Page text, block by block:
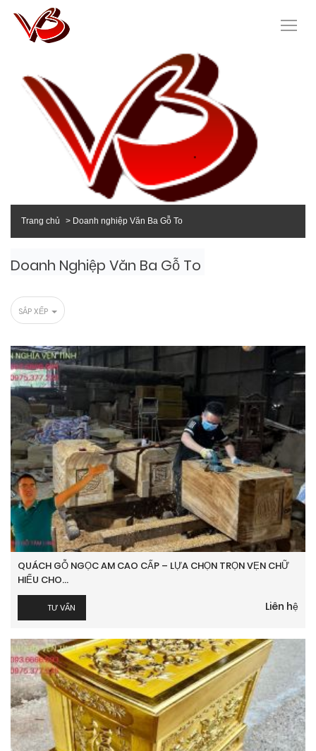
Trang chủ Doanh nghiệp Văn Ba Gỗ To
Doanh Nghiệp Văn Ba Gỗ To
SẮP XẾP
QUÁCH GỖ NGỌC AM CAO CẤP – LỰA CHỌN TRỌN VẸN CHỮ
HIẾU CHO...
TƯ VẤN Liên hệ